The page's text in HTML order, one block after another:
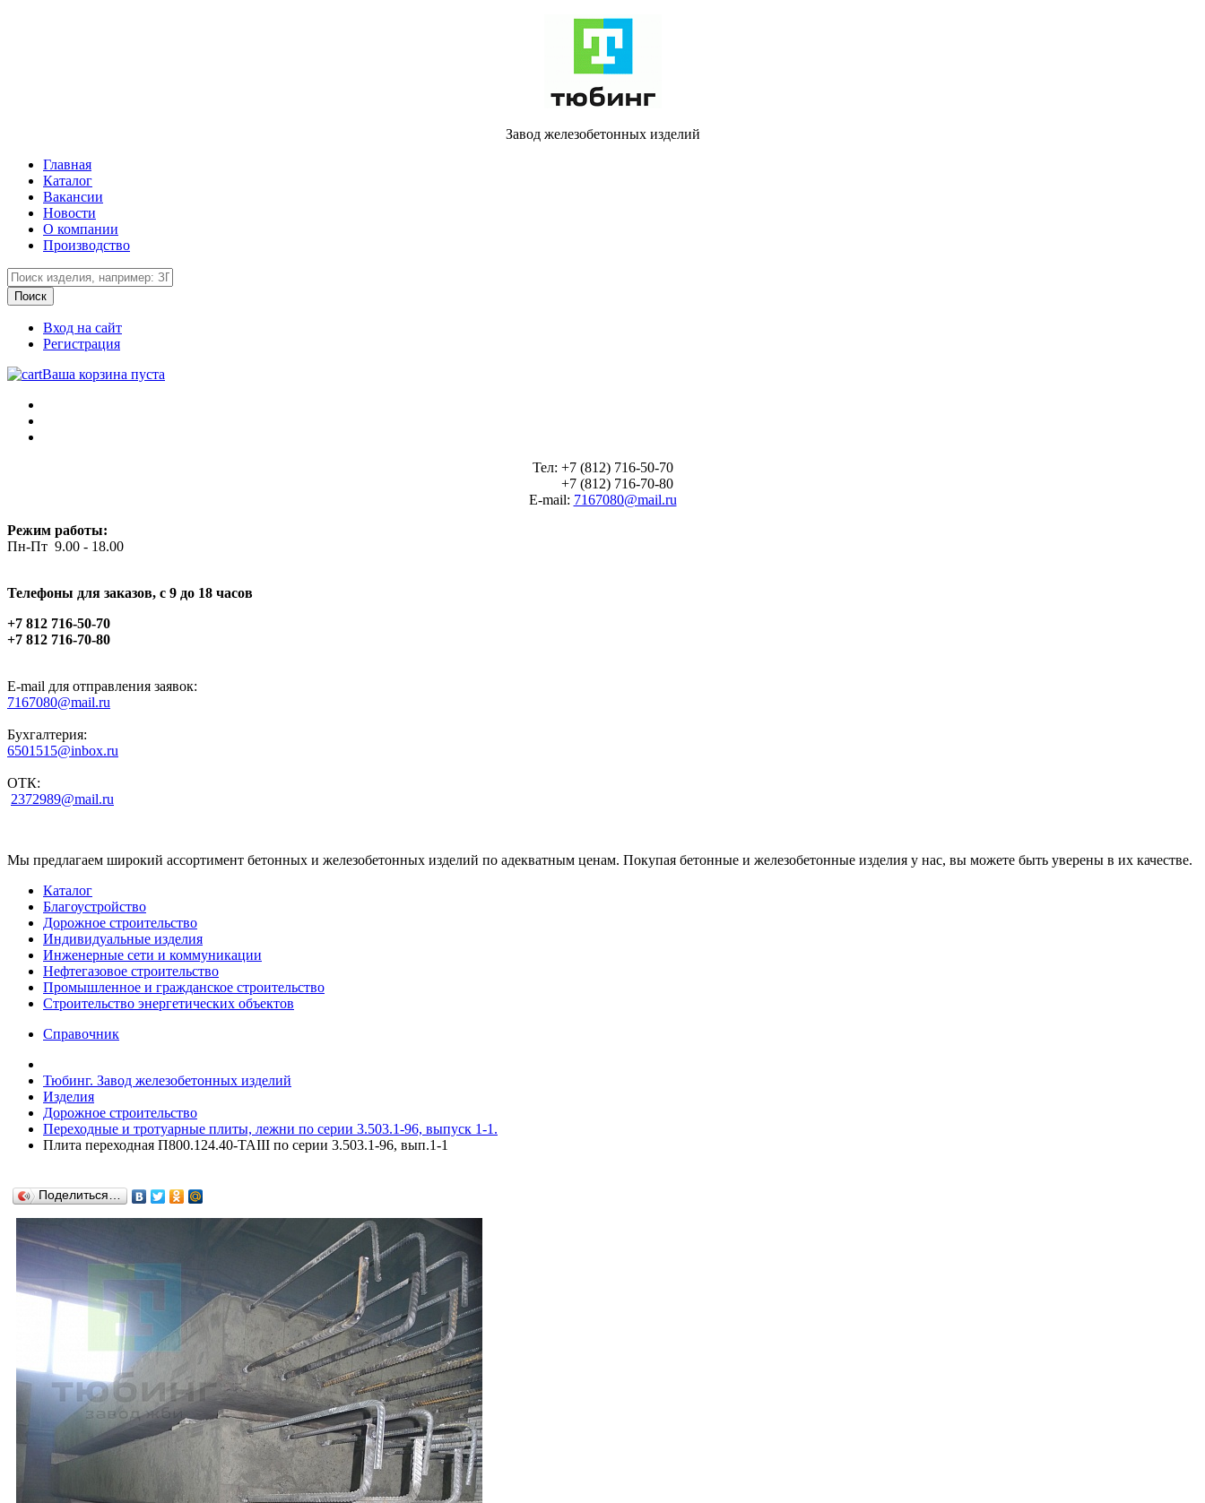
Завод железобетонных изделий
Главная
Каталог
Вакансии
Новости
О компании
Производство
Вход на сайт
Регистрация
Ваша корзина пуста
Тел: +7 (812) 716-50-70
+7 (812) 716-70-80
E-mail: 7167080@mail.ru
Режим работы:
Пн-Пт 9.00 - 18.00
Телефоны для заказов, c 9 до 18 часов
+7 812 716-50-70
+7 812 716-70-80
E-mail для отправления заявок:
7167080@mail.ru
Бухгалтерия:
6501515@inbox.ru
ОТК:
2372989@mail.ru
Мы предлагаем широкий ассортимент бетонных и железобетонных изделий по адекватным ценам. Покупая бетонные и железобетонные изделия у нас, вы можете быть уверены в их качестве.
Каталог
Благоустройство
Дорожное строительство
Индивидуальные изделия
Инженерные сети и коммуникации
Нефтегазовое строительство
Промышленное и гражданское строительство
Строительство энергетических объектов
Справочник
Тюбинг. Завод железобетонных изделий
Изделия
Дорожное строительство
Переходные и тротуарные плиты, лежни по серии 3.503.1-96, выпуск 1-1.
Плита переходная П800.124.40-ТАIII по серии 3.503.1-96, вып.1-1
Поделиться…